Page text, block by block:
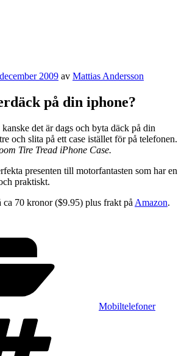
2009 av Mattias Andersson
på din iphone?
det är dags och byta däck på din
och slita på ett case istället för på telefonen.
Tire Tread iPhone Case.
presenten till motorfantasten som har en
praktiskt.
ca 70 kronor ($9.95) plus frakt på Amazon.
Mobiltelefoner